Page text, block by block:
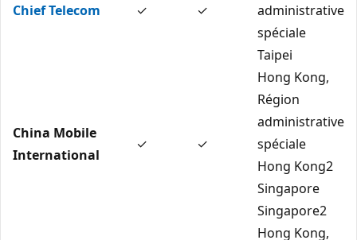
Chief Telecom ✓ ✓
administrative
spéciale
Taipei
China Mobile
International
✓ ✓
Hong Kong,
Région
administrative
spéciale
Hong Kong2
Singapore
Singapore2
Hong Kong,